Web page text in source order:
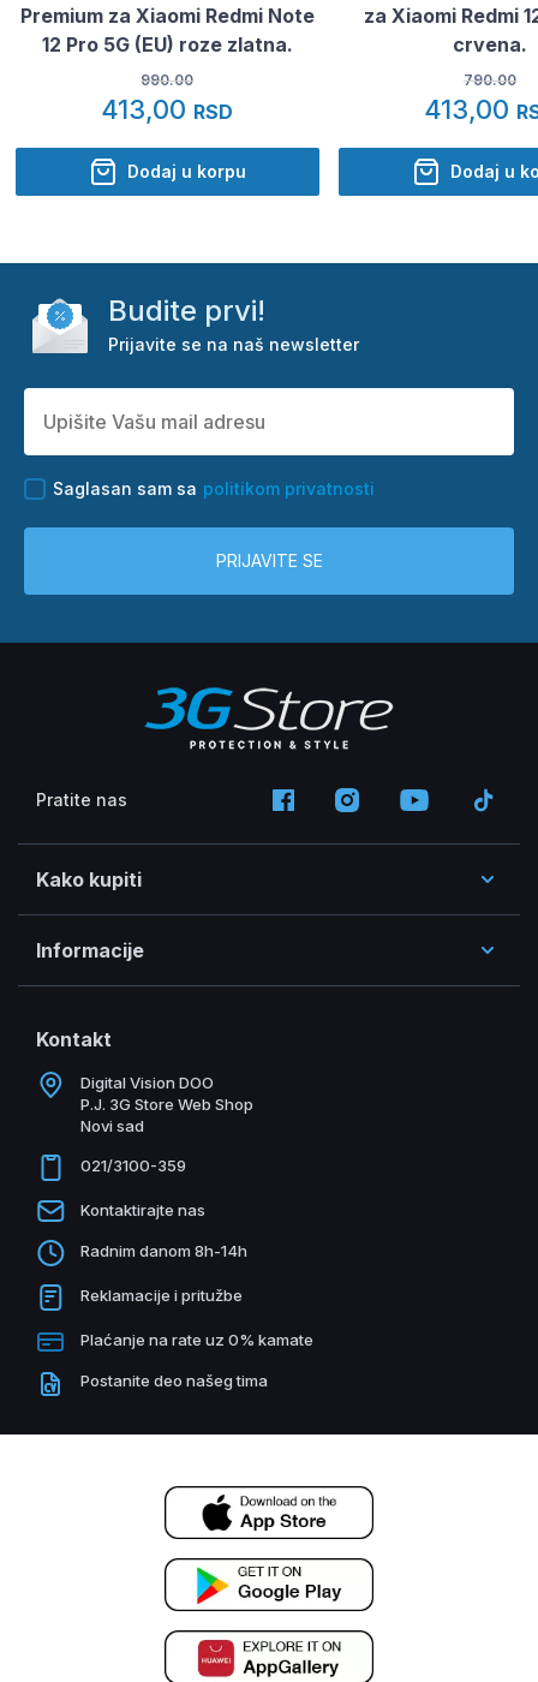
Premium za Xiaomi Redmi Note
12 Pro 5G (EU) roze zlatna.
990.00
413,00 RSD
Dodaj u korpu
za Xiaomi Redmi
crvena.
790.00
413,00
Dodaj u
Budite prvi!
Prijavite se na naš newsletter
Saglasan sam sa politikom privatnosti
PRIJAVITE SE
Pratite nas
Kako kupiti
Informacije
Kontakt
Digital Vision DOO
P.J. 3G Store Web Shop
Novi sad
021/3100-359
Kontaktirajte nas
Radnim danom 8h-14h
Reklamacije i pritužbe
Plaćanje na rate uz 0% kamate
Postanite deo našeg tima